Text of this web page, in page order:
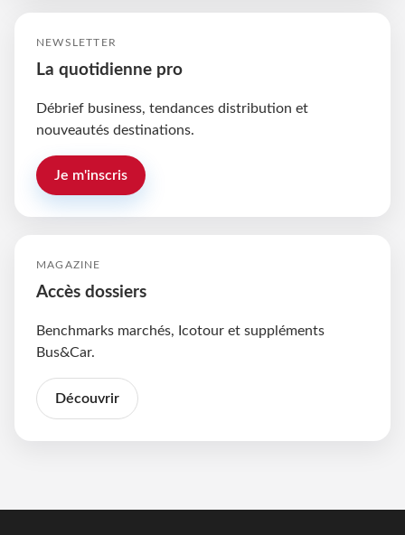
NEWSLETTER
La quotidienne pro
Débrief business, tendances distribution et
nouveautés destinations.
Je m'inscris
MAGAZINE
Accès dossiers
Benchmarks marchés, Icotour et suppléments
Bus&Car.
Découvrir